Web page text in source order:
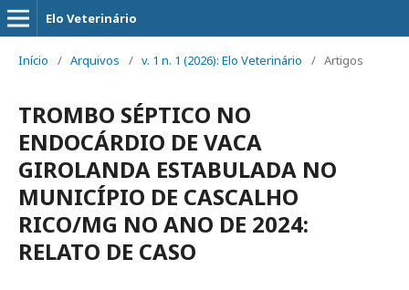
Elo Veterinário
Início / Arquivos / v. 1 n. 1 (2026): Elo Veterinário / Artigos
TROMBO SÉPTICO NO
ENDOCÁRDIO DE VACA
GIROLANDA ESTABULADA NO
MUNICÍPIO DE CASCALHO
RICO/MG NO ANO DE 2024:
RELATO DE CASO